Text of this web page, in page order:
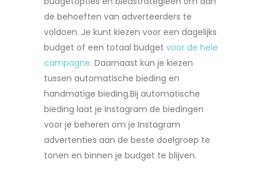
de behoeften van adverteerders te
voldoen. Je kunt kiezen voor een dagelijks
budget of een totaal budget voor de hele
campagne. Daarnaast kun je kiezen
tussen automatische bieding en
handmatige bieding.Bij automatische
bieding laat je Instagram de biedingen
voor je beheren om je Instagram
advertenties aan de beste doelgroep te
tonen en binnen je budget te blijven.